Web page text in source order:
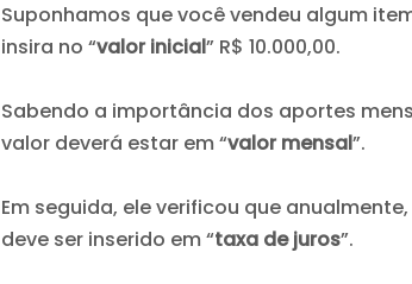
Suponhamos que você vendeu algum
insira no “valor inicial” R$ 10.000,00.
Sabendo a importância dos aportes
valor deverá estar em “valor mensal”.
Em seguida, ele verificou que
deve ser inserido em “taxa de juros”.